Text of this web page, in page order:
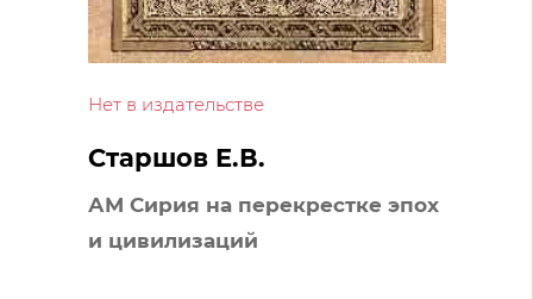
Нет в издательстве
Старшов Е.В.
АМ Сирия на перекрестке эпох
и цивилизаций